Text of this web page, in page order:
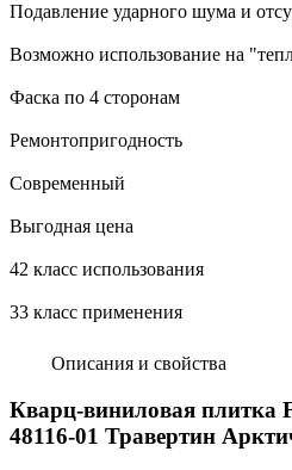
Подавление ударного шума и
Возможно использование на
Фаска по 4 сторонам
Ремонтопригодность
Современный
Выгодная цена
42 класс использования
33 класс применения
Описания и свойства
Кварц-виниловая плитка
48116-01 Травертин